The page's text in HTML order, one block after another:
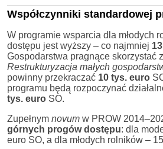
Współczynniki standardowej
W programie wsparcia dla młodych
dostępu jest wyższy – co najmniej
Gospodarstwa pragnące skorzystać
Restrukturyzacja małych
powinny przekraczać 10 tys. euro
programu będą rozpoczynać
tys. euro SO.
Zupełnym novum w PROW
górnych progów dostępu: dla
euro SO, a dla młodych rolników –